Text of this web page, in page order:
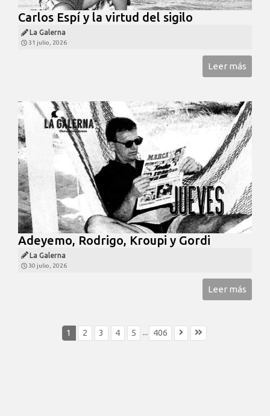
Carlos Espí y la virtud del sigilo
La Galerna
31 julio, 2026
Leer más
Adeyemo, Rodrigo, Kroupi y Gordi
La Galerna
30 julio, 2026
Leer más
1 2 3 4 5 406